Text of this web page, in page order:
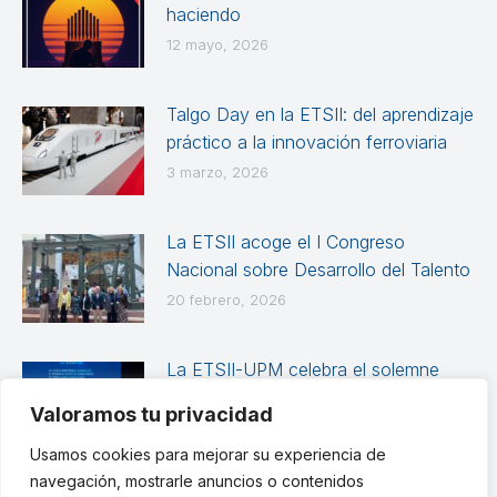
Valoramos tu privacidad
Usamos cookies para mejorar su experiencia de
navegación, mostrarle anuncios o contenidos
haciendo
12 mayo, 2026
Talgo Day en la ETSII: del aprendizaje
práctico a la innovación ferroviaria
3 marzo, 2026
La ETSII acoge el I Congreso
Nacional sobre Desarrollo del Talento
20 febrero, 2026
La ETSII-UPM celebra el solemne
las promociones 2024-2025
12 febrero, 2026